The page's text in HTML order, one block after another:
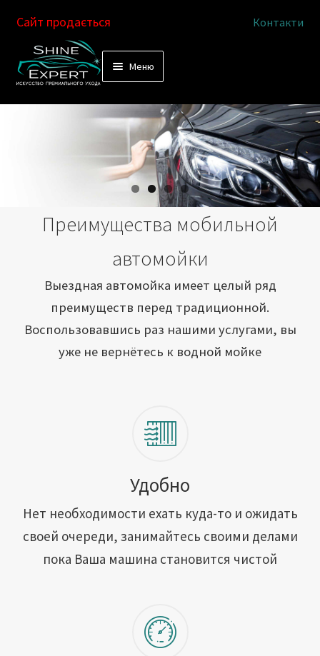
Перейти
к
Перейти
к
Сайт продається Контакти
Меню
Выездная автомойка
Химчистка салона
Подетальная химчистка
Как это работает
Сотрудничество
Вакансии
Адреса обслуживания
Контакты
Преимущества мобильной
автомойки
Выездная автомойка имеет целый ряд
преимуществ перед традиционной.
Воспользовавшись раз нашими услугами, вы
уже не вернётесь к водной мойке
Удобно
Нет необходимости ехать куда-то и ожидать
своей очереди, занимайтесь своими делами
пока Ваша машина становится чистой